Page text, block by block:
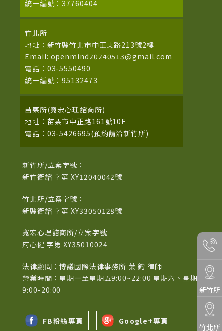
統一編號：37760404
竹北所
地址：新竹縣竹北市中正東路213號2樓
Email: openmind20240513@gmail.com
電話：03-5550490
統一編號：95132473
苗栗所(寬宏心理諮商所)
地址：苗栗市中正路161號10F
電話：03-5426695(預約請洽新竹所)
新竹所/立案字號：
新竹衛諮 字第 XY12040042號
竹北所/立案字號：
新縣衛諮 字第 XY33050128號
寬宏心理諮商所/立案字號
府心健 字第 XY35010024
法律顧問：博議國際法律事務所 葉 鈞 律師
營業時間：星期一至星期五9:00~22:00 星期六、星期日
9:00-20:00
FB粉絲專頁 Google+專頁
新竹所
竹北所